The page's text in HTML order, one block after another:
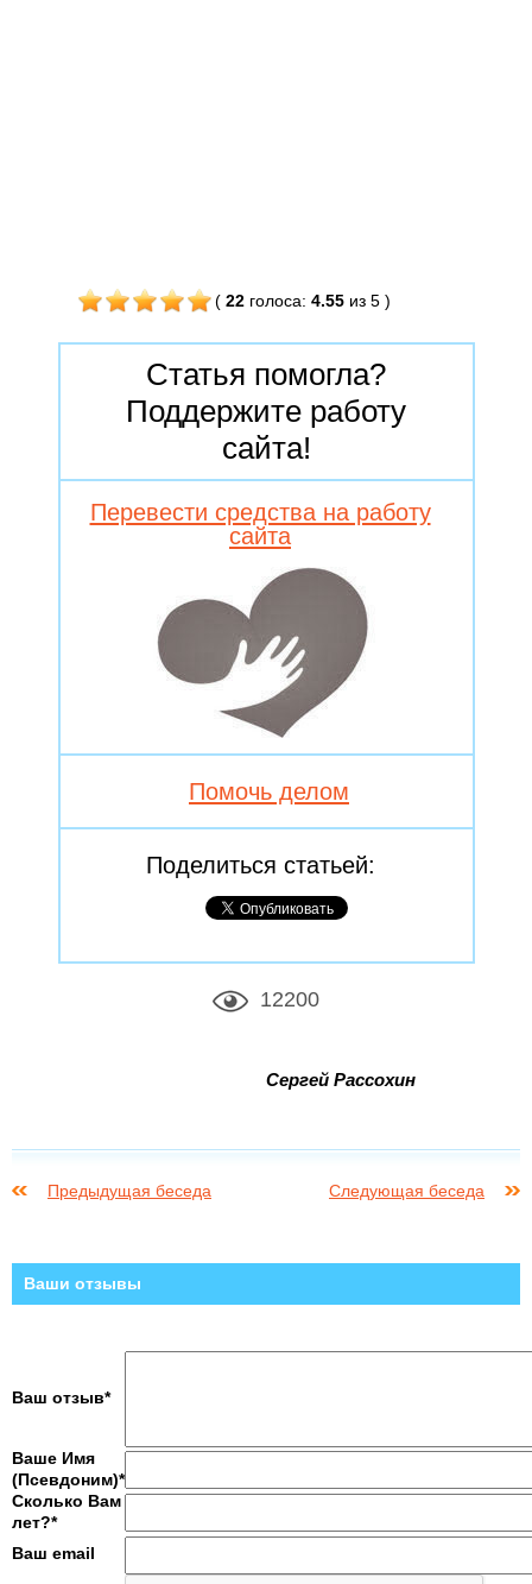
( 22 голоса: 4.55из 5)
Статья помогла?
Поддержите работу
сайта!
Перевести средства на работу
сайта
Помочь делом
Поделиться статьей:
12200
Сергей Рассохин
Предыдущая беседа Следующая беседа
Ваши отзывы
Ваш отзыв*
Ваше Имя
(Псевдоним)*
Сколько Вам
лет?*
Ваш email